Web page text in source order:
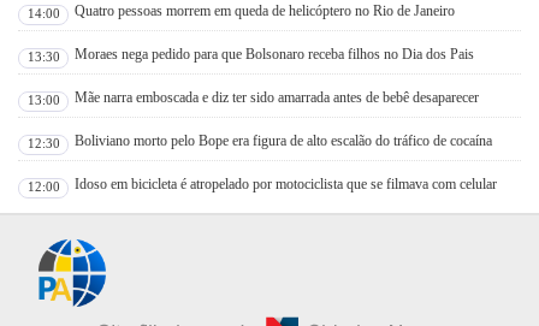
14:00 Quatro pessoas morrem em queda de helicóptero no Rio de Janeiro
13:30 Moraes nega pedido para que Bolsonaro receba filhos no Dia dos Pais
13:00 Mãe narra emboscada e diz ter sido amarrada antes de bebê desaparecer
12:30 Boliviano morto pelo Bope era figura de alto escalão do tráfico de cocaína
12:00 Idoso em bicicleta é atropelado por motociclista que se filmava com celular